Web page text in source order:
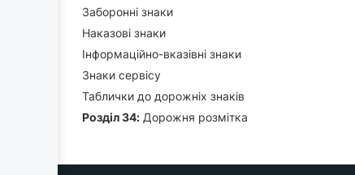
Заборонні знаки
Наказові знаки
Інформаційно-вказівні знаки
Знаки сервісу
Таблички до дорожніх знаків
Роздiл 34: Дорожня розмітка